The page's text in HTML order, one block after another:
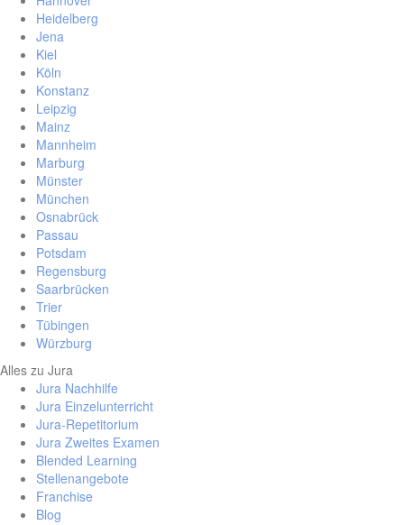
Heidelberg
Jena
Kiel
Köln
Konstanz
Leipzig
Mainz
Mannheim
Marburg
Münster
München
Osnabrück
Passau
Potsdam
Regensburg
Saarbrücken
Trier
Tübingen
Würzburg
Alles zu Jura
Jura Nachhilfe
Jura Einzelunterricht
Jura-Repetitorium
Jura Zweites Examen
Blended Learning
Stellenangebote
Franchise
Blog